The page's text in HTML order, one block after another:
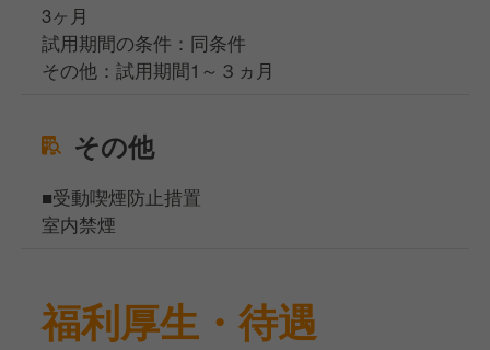
3ヶ月
試用期間の条件：同条件
その他：試用期間1～３ヵ月
その他
■受動喫煙防止措置
室内禁煙
福利厚生・待遇